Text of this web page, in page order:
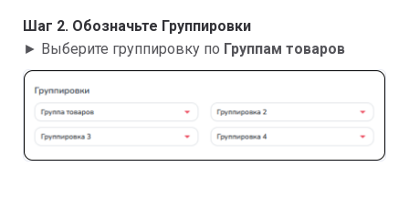
Шаг 2. Обозначьте Группировки
► Выберите группировку по Группам товаров